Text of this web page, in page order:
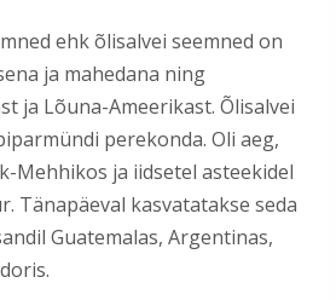
ehk õlisalvei seemned on
ja mahedana ning
ja Lõuna-Ameerikast. Õlisalvei
perekonda. Oli aeg,
Mehhikos ja iidsetel asteekidel
Tänapäeval kasvatatakse seda
Guatemalas, Argentinas,